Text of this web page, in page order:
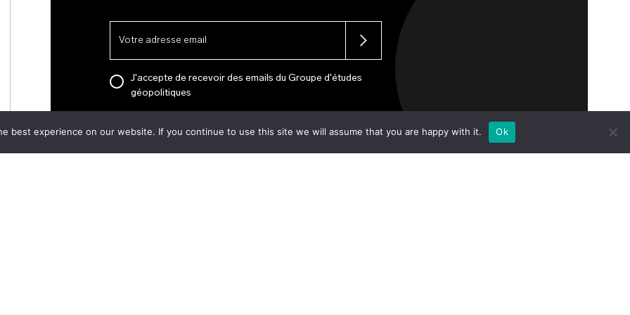
J'accepte de recevoir des emails du Groupe d'études
géopolitiques
best experience on our website. If you continue to use this site we will assume that you are happy with it. Ok